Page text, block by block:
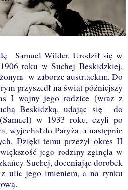
Samuel Wilder. Urodził się w
roku w Suchej Beskidzkiej,
w zaborze austriackim. Do
przyszedł na świat późniejszy
I wojny jegorodzice (wraz z
Beskidzką, udając się
do
w 1933 roku, czyli po
wyjechał do Paryża, a następnie
Dzięki temu przeżył okres II
większość jego rodziny zginęła w
Suchej, doceniając dorobek
ulic jego imieniem, a na rynku